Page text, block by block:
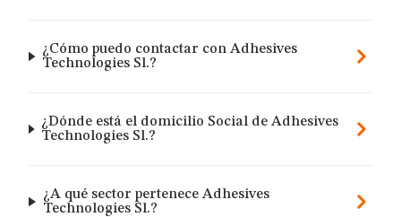
¿Cómo puedo contactar con Adhesives
Technologies Sl.?
¿Dónde está el domicilio Social de Adhesives
Technologies Sl.?
¿A qué sector pertenece Adhesives
Technologies Sl.?